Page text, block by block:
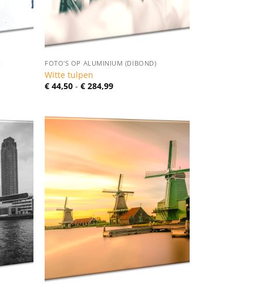
FOTO'S OP ALUMINIUM (DIBOND)
Witte tulpen
€ 44,50 - € 284,99Prijsklasse: